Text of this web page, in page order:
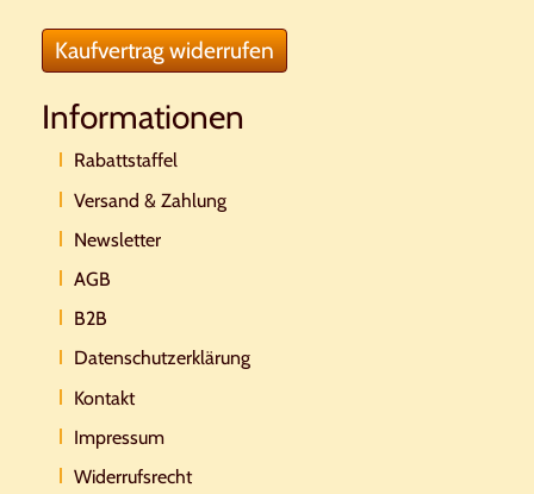
Kaufvertrag widerrufen
Informationen
Rabattstaffel
Versand & Zahlung
Newsletter
AGB
B2B
Datenschutzerklärung
Kontakt
Impressum
Widerrufsrecht